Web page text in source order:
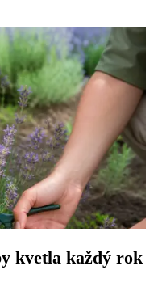
kvetla každý rok